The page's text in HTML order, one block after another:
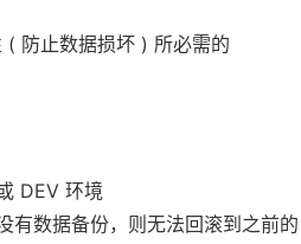
( 防止数据损坏 ) 所必需的
DEV 环境
有数据备份，则无法回滚到之前